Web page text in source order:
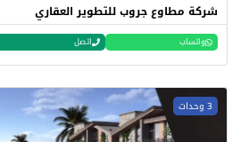
شركة مطاوع جروب للتطوير العقاري
واتساب اتصل
3 وحدات